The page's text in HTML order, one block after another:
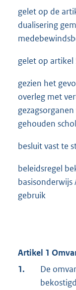
gelet op de
dualisering
gelet op artikel
gezien het
overleg met
gehouden
besluit vast te
beleidsregel
gebruik
Artikel 1
1.
De